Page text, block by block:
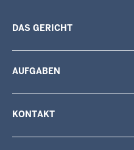
DAS GERICHT
AUFGABEN
KONTAKT